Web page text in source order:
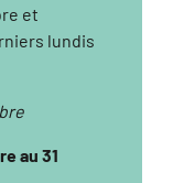
et
lundis
au 31